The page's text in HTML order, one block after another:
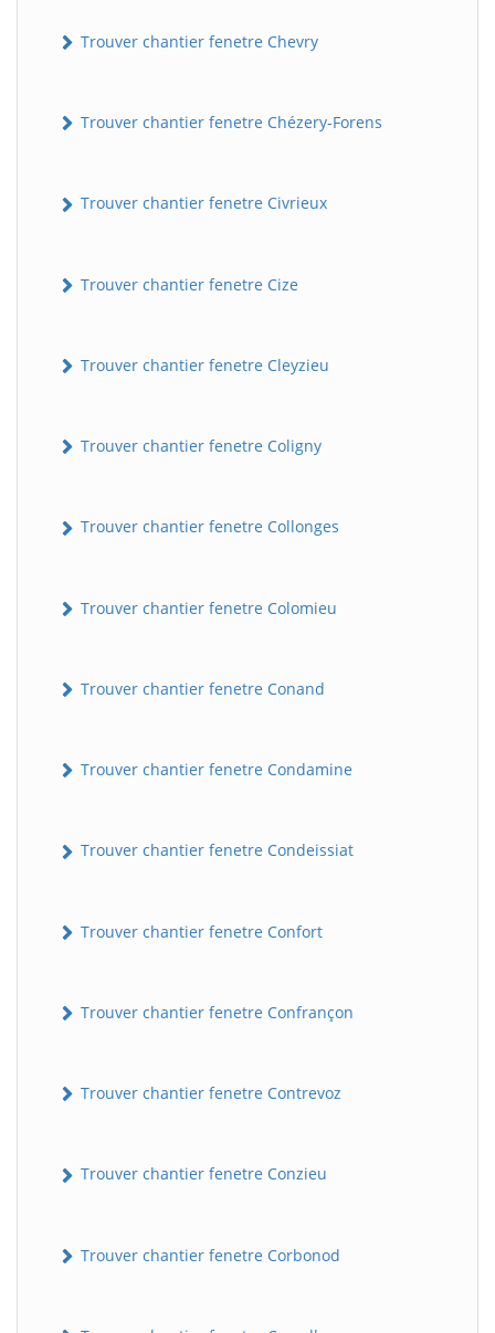
Trouver chantier fenetre Chevry
Trouver chantier fenetre Chézery-Forens
Trouver chantier fenetre Civrieux
Trouver chantier fenetre Cize
Trouver chantier fenetre Cleyzieu
Trouver chantier fenetre Coligny
Trouver chantier fenetre Collonges
Trouver chantier fenetre Colomieu
Trouver chantier fenetre Conand
Trouver chantier fenetre Condamine
Trouver chantier fenetre Condeissiat
Trouver chantier fenetre Confort
Trouver chantier fenetre Confrançon
Trouver chantier fenetre Contrevoz
Trouver chantier fenetre Conzieu
Trouver chantier fenetre Corbonod
BatiWebPro